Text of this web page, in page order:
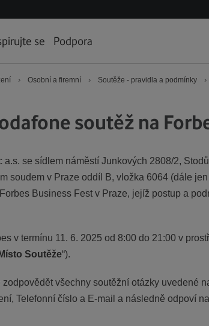
se Podpora
› Osobní a firemní › Soutěže - pravidla a podmínky ›
soutěž na
se sídlem náměstí Junkových 2808/2,
soudem v Praze oddíl B, vložka 6064 (dále jen
Business Fest v Praze, jejíž postup a
v termínu 11. 6. 2025 od 8:00 do 21:00 v
Místo Soutěže“).
všechny soutěžní otázky uvedené
Telefonní číslo a E-mail a následně odpoví